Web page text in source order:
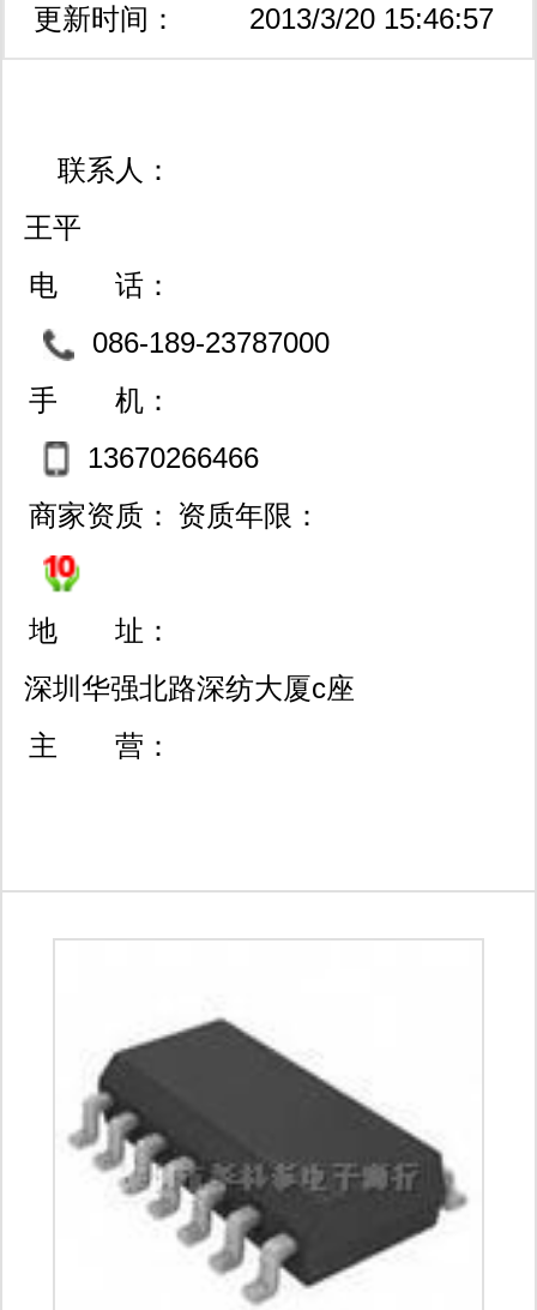
更新时间： 2013/3/20 15:46:57
联系人：
王平
电 话：
086-189-23787000
手 机：
13670266466
商家资质： 资质年限：
地 址：
深圳华强北路深纺大厦c座
6楼西a19
主 营：